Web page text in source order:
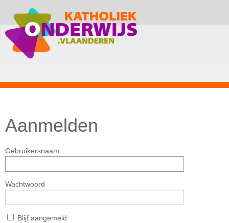
Aanmelden
Gebruikersnaam
Wachtwoord
Blijf aangemeld